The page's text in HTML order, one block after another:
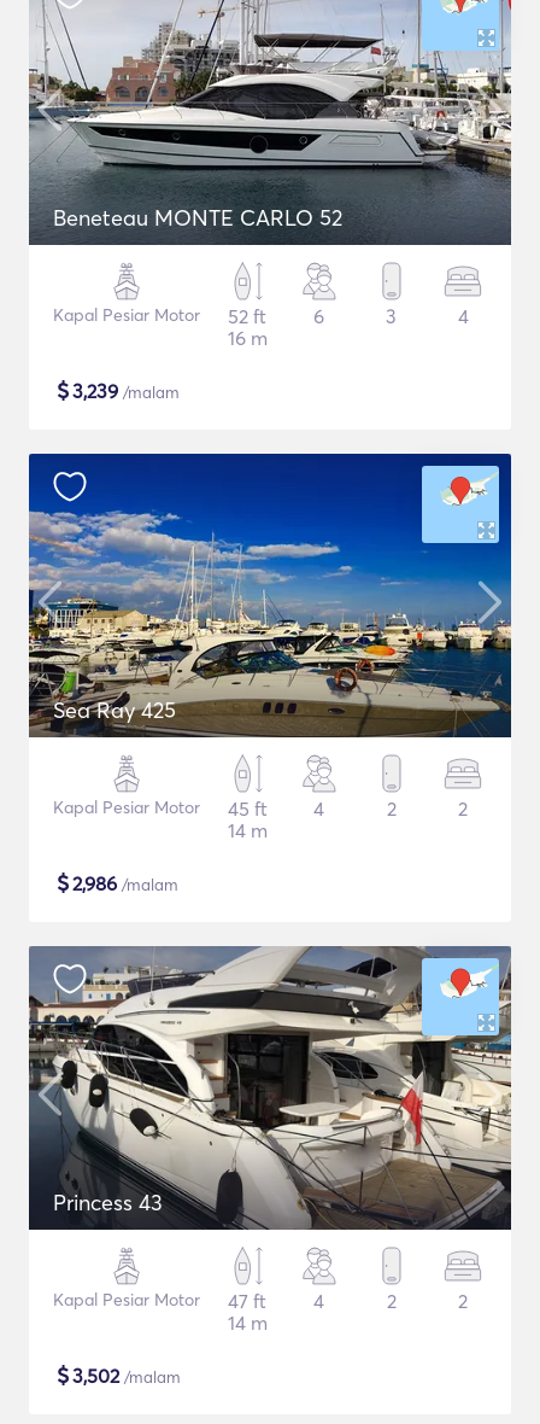
Beneteau MONTE CARLO 52
Kapal Pesiar Motor
52 ft
16 m
6 3 4
$3,239 /malam
Sea Ray 425
Kapal Pesiar Motor
45 ft
14 m
4 2 2
$2,986 /malam
Princess 43
Kapal Pesiar Motor
47 ft
14 m
4 2 2
$3,502/malam